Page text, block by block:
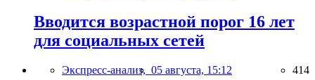
Вводится возрастной порог 16 лет
для социальных сетей
Экспресс-анализ, 05 августа, 15:12 414